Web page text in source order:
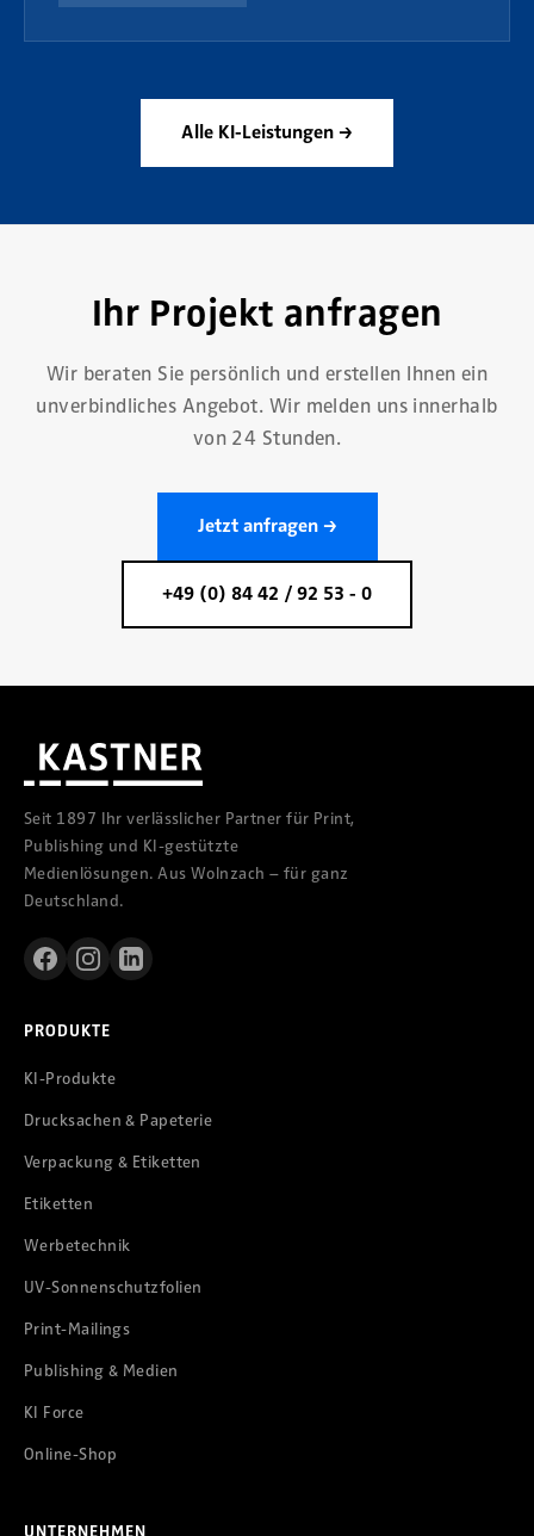
Alle KI-Leistungen →
Ihr Projekt anfragen
Wir beraten Sie persönlich und erstellen Ihnen ein
unverbindliches Angebot. Wir melden uns innerhalb
von 24 Stunden.
Jetzt anfragen →
+49 (0) 84 42 / 92 53 - 0
Seit 1897 Ihr verlässlicher Partner für Print,
Publishing und KI-gestützte
Medienlösungen. Aus Wolnzach – für ganz
Deutschland.
PRODUKTE
KI-Produkte
Drucksachen & Papeterie
Verpackung & Etiketten
Etiketten
Werbetechnik
UV-Sonnenschutzfolien
Print-Mailings
Publishing & Medien
KI Force
Online-Shop
UNTERNEHMEN